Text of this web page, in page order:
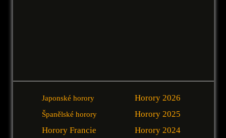
Japonské horory
Španělské horory
Horory Francie
Horory 2026
Horory 2025
Horory 2024